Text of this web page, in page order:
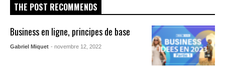
THE POST RECOMMENDS
Business en ligne, principes de base
Gabriel Miquet - novembre 12, 2022